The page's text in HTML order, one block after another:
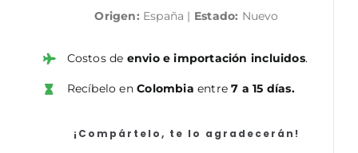
de
básica
de
autonomía
Origen: España | Estado: Nuevo
Costos de envio e importación incluidos.
Recíbelo enColombia entre7 a 15 días.
¡Compártelo, te lo agradecerán!